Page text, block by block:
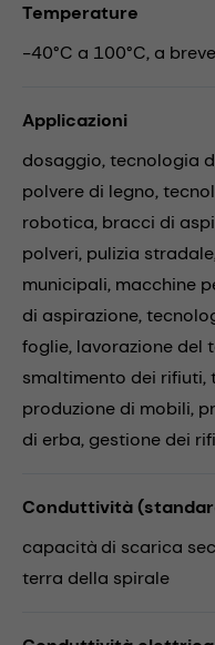
Temperature
-40°C a 100°C, a
Applicazioni
dosaggio,tecnologia
polvere di legno,
robotica, bracci di
polveri, pulizia
municipali, macchine
di aspirazione,
foglie, lavorazione del
smaltimento dei rifiuti,
produzione di mobili,
di erba, gestione dei
Conduttività
capacità di scarica
terra della spirale